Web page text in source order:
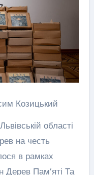
Козицький
області
на честь
в рамках
Дерев Пам’яті Та